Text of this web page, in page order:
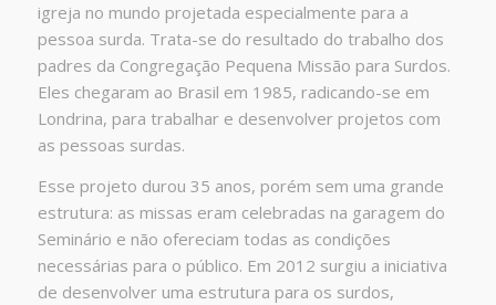
igreja no mundo projetada especialmente para a
pessoa surda. Trata-se do resultado do trabalho dos
padres da Congregação Pequena Missão para Surdos.
Eles chegaram ao Brasil em 1985, radicando-se em
Londrina, para trabalhar e desenvolver projetos com
as pessoas surdas.
Esse projeto durou 35 anos, porém sem uma grande
estrutura: as missas eram celebradas na garagem do
Seminário e não ofereciam todas as condições
necessárias para o público. Em 2012 surgiu a iniciativa
de desenvolver uma estrutura para os surdos,